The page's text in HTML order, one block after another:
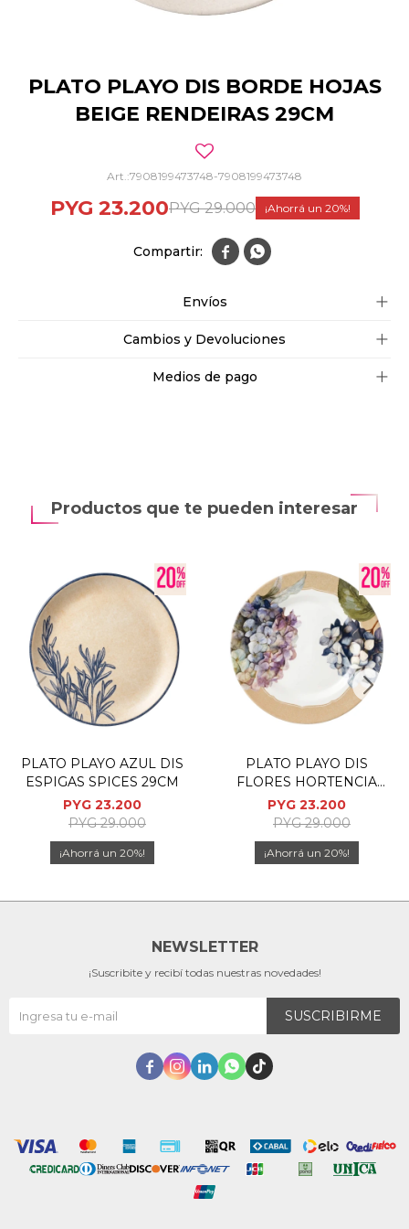
PLATO PLAYO DIS BORDE HOJAS
BEIGE RENDEIRAS 29CM
7908199473748-7908199473748
PYG 23.200PYG 29.000 20
 
Envíos
Cambios y Devoluciones
Medios de pago
Productos que te pueden interesar
PLATO PLAYO AZUL DIS
ESPIGAS SPICES 29CM
PYG 23.200
PYG 29.000
20
PLATO PLAYO DIS
FLORES HORTENCIA
29CM
PYG 23.200
PYG 29.000
20
NEWSLETTER
¡Suscribite y recibí todas nuestras novedades!
SUSCRIBIRME
    